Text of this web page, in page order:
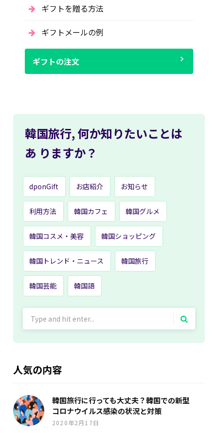
ギフトを贈る方法
ギフトメールの例
ギフトの注文
韓国旅行, 何か知りたいことは
あ りますか？
dponGift お店紹介 お知らせ
利用方法 韓国カフェ 韓国グルメ
韓国コスメ・美容 韓国ショッピング
韓国トレンド・ニュース 韓国旅行
韓国芸能 韓国語
人気の内容
韓国旅行に行っても大丈夫？韓国での新型
コロナウイルス感染の状況と対策
2020年2月17日